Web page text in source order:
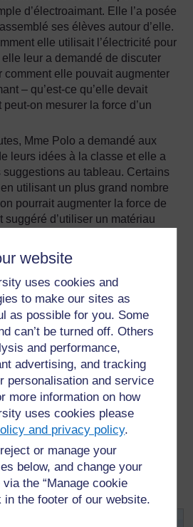
website
uses cookies and
to make our sites as
as possible for you. Some
can’t be turned off. Others
and performance,
advertising, and tracking
personalisation and service
more information on how
uses cookies please
and privacy policy.
or manage your
below, and change your
the “Manage cookie
in the footer of our website.
d’électroaimant. Elle l’a posée
ses élèves autour d’elle.
elle utilisait l’électricité pour
leur a demandé de discuter
comment elle pouvait augmenter
– qu’est-ce qu’elle devait
on mesurer la force d’un
Mme Polo a demandé aux
leurs idées à la classe et elle a
suggestions au tableau. Certains
utilisant un plus grand nombre
pourrait augmenter la force de
suggéré d’utiliser un matériau
plus de bobinage autour du
de deux fils électriques.
ensuite aux élèves en binômes
tester leurs idées. Ils ont écrit les
au tableau noir. A tour de rôle,
une idée différente jusqu’à
aient été testées. Ses élèves
du tableau puis, toujours avec
essayé de résumer en une
découvert.
de la façon dont les
les idées des uns et des autres
compte que pour la fois suivante,
le même nombre de garçons et
expériences.